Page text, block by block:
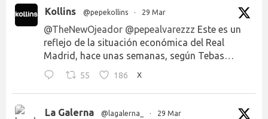
Kollins @pepekollins · 29 Mar
@TheNewOjeador @pepealvarezzz Este es un
reflejo de la situación económica del Real
Madrid, hace unas semanas, según Tebas…
55 186 X
La Galerna @lagalerna_ · 29 Mar